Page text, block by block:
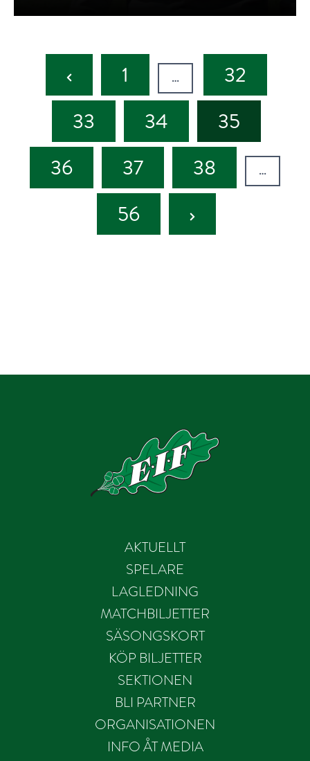
Previous
Page
1 …
32
33
34
35
36
37 38 …
56 Next
Page
AKTUELLT
SPELARE
LAGLEDNING
MATCHBILJETTER
SÄSONGSKORT
KÖP BILJETTER
SEKTIONEN
BLI PARTNER
ORGANISATIONEN
INFO ÅT MEDIA